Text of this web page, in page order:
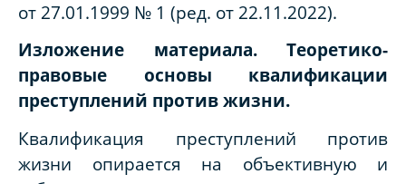
от 27.01.1999 № 1 (ред. от 22.11.2022).
Изложение материала. Теоретико-
правовые основы квалификации
преступлений против жизни.
Квалификация преступлений против
жизни опирается на объективную и